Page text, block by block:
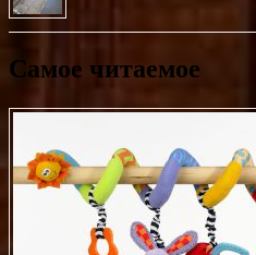
Самое читаемое